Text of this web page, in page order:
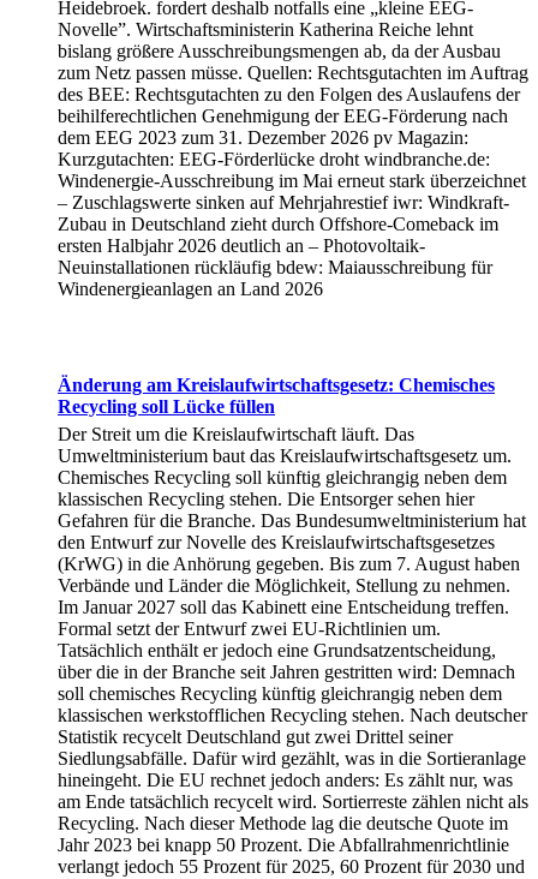
Heidebroek. fordert deshalb notfalls eine „kleine EEG-
Novelle”. Wirtschaftsministerin Katherina Reiche lehnt
bislang größere Ausschreibungsmengen ab, da der Ausbau
zum Netz passen müsse. Quellen: Rechtsgutachten im Auftrag
des BEE: Rechtsgutachten zu den Folgen des Auslaufens der
beihilferechtlichen Genehmigung der EEG-Förderung nach
dem EEG 2023 zum 31. Dezember 2026 pv Magazin:
Kurzgutachten: EEG-Förderlücke droht windbranche.de:
Windenergie-Ausschreibung im Mai erneut stark überzeichnet
– Zuschlagswerte sinken auf Mehrjahrestief iwr: Windkraft-
Zubau in Deutschland zieht durch Offshore-Comeback im
ersten Halbjahr 2026 deutlich an – Photovoltaik-
Neuinstallationen rückläufig bdew: Maiausschreibung für
Windenergieanlagen an Land 2026
Änderung am Kreislaufwirtschaftsgesetz: Chemisches
Recycling soll Lücke füllen
Der Streit um die Kreislaufwirtschaft läuft. Das
Umweltministerium baut das Kreislaufwirtschaftsgesetz um.
Chemisches Recycling soll künftig gleichrangig neben dem
klassischen Recycling stehen. Die Entsorger sehen hier
Gefahren für die Branche. Das Bundesumweltministerium hat
den Entwurf zur Novelle des Kreislaufwirtschaftsgesetzes
(KrWG) in die Anhörung gegeben. Bis zum 7. August haben
Verbände und Länder die Möglichkeit, Stellung zu nehmen.
Im Januar 2027 soll das Kabinett eine Entscheidung treffen.
Formal setzt der Entwurf zwei EU-Richtlinien um.
Tatsächlich enthält er jedoch eine Grundsatzentscheidung,
über die in der Branche seit Jahren gestritten wird: Demnach
soll chemisches Recycling künftig gleichrangig neben dem
klassischen werkstofflichen Recycling stehen. Nach deutscher
Statistik recycelt Deutschland gut zwei Drittel seiner
Siedlungsabfälle. Dafür wird gezählt, was in die Sortieranlage
hineingeht. Die EU rechnet jedoch anders: Es zählt nur, was
am Ende tatsächlich recycelt wird. Sortierreste zählen nicht als
Recycling. Nach dieser Methode lag die deutsche Quote im
Jahr 2023 bei knapp 50 Prozent. Die Abfallrahmenrichtlinie
verlangt jedoch 55 Prozent für 2025, 60 Prozent für 2030 und